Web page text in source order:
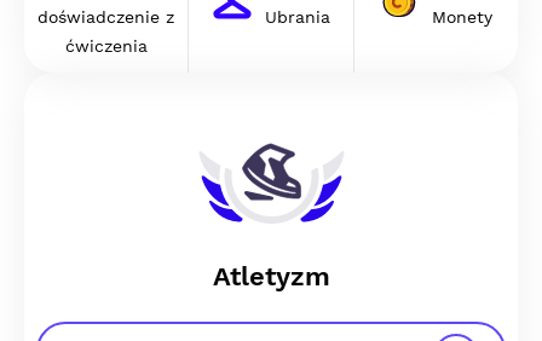
doświadczenie z
ćwiczenia
Ubrania Monety
Atletyzm